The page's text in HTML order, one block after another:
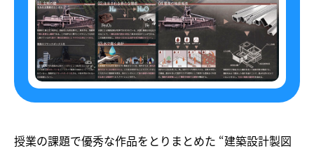
授業の課題で優秀な作品をとりまとめた “建築設計製図